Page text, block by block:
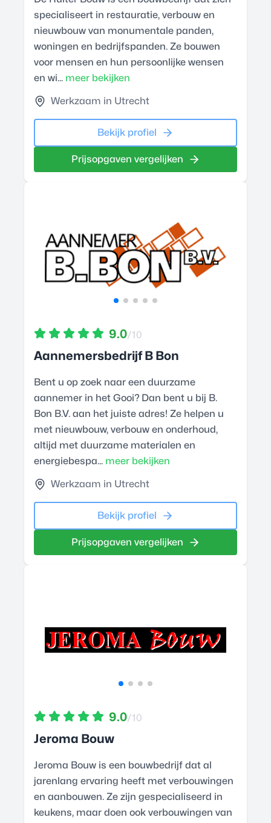
specialiseert in restauratie, verbouw en
nieuwbouw van monumentale panden,
woningen en bedrijfspanden. Ze bouwen
voor mensen en hun persoonlijke wensen
en wi... meer bekijken
Werkzaam in Utrecht
Bekijk profiel
Prijsopgaven vergelijken
9.0/10
Aannemersbedrijf B Bon
Bent u op zoek naar een duurzame
aannemer in het Gooi? Dan bent u bij B.
Bon B.V. aan het juiste adres! Ze helpen u
met nieuwbouw, verbouw en onderhoud,
altijd met duurzame materialen en
energiebespa... meer bekijken
Werkzaam in Utrecht
Bekijk profiel
Prijsopgaven vergelijken
9.0/10
Jeroma Bouw
Jeroma Bouw is een bouwbedrijf dat al
jarenlang ervaring heeft met verbouwingen
en aanbouwen. Ze zijn gespecialiseerd in
keukens, maar doen ook verbouwingen van